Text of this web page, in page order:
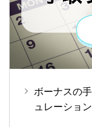
ボーナスの
ュレーショ